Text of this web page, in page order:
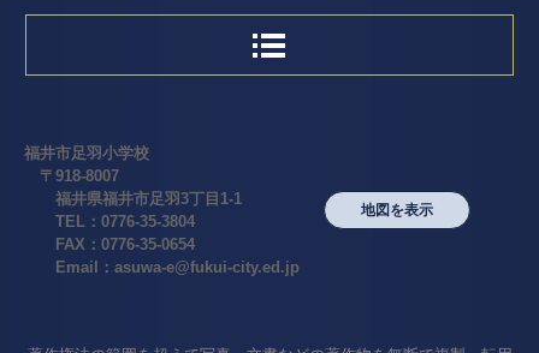
福井市足羽小学校
〒918-8007
福井県福井市足羽3丁目1-1
TEL：0776-35-3804
FAX：0776-35-0654
Email：asuwa-e@fukui-city.ed.jp
地図を表示